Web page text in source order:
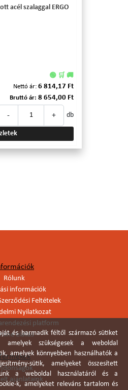
acél szalaggal ERGO
🟢 🛒 🚚
Nettó ár: 6 814,17 Ft
Bruttó ár: 8 654,00 Ft
- + db
Rólunk
információk
Feltételek
Nyilatkozat
platform
elállás
ajánlataink
és harmadik féltől származó sütiket
amelyek szükségesek a weboldal
amelyek könnyebben használhatók a
sütik, amelyeket összesített
a weboldal használatáról és a
k, amelyeket releváns tartalom és